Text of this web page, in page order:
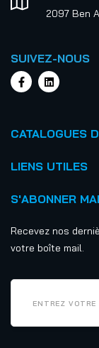
2097 Ben
SUIVEZ-NOUS
CATALOGUES
LIENS UTILES
S'ABONNER
Recevez nos
votre boîte mail.